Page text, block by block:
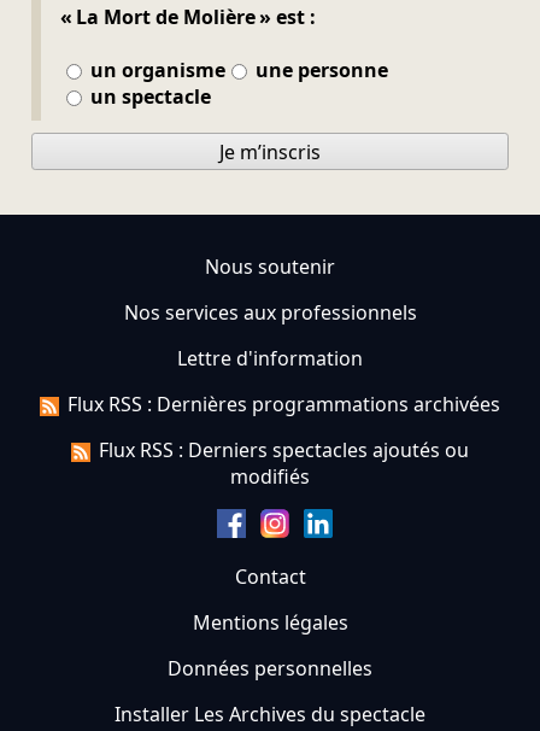
« La Mort de Molière » est :
un organisme
une personne
un spectacle
Je m’inscris
Nous soutenir
Nos services aux professionnels
Lettre d'information
Flux RSS : Dernières programmations archivées
Flux RSS : Derniers spectacles ajoutés ou
modifiés
Contact
Mentions légales
Données personnelles
Installer Les Archives du spectacle